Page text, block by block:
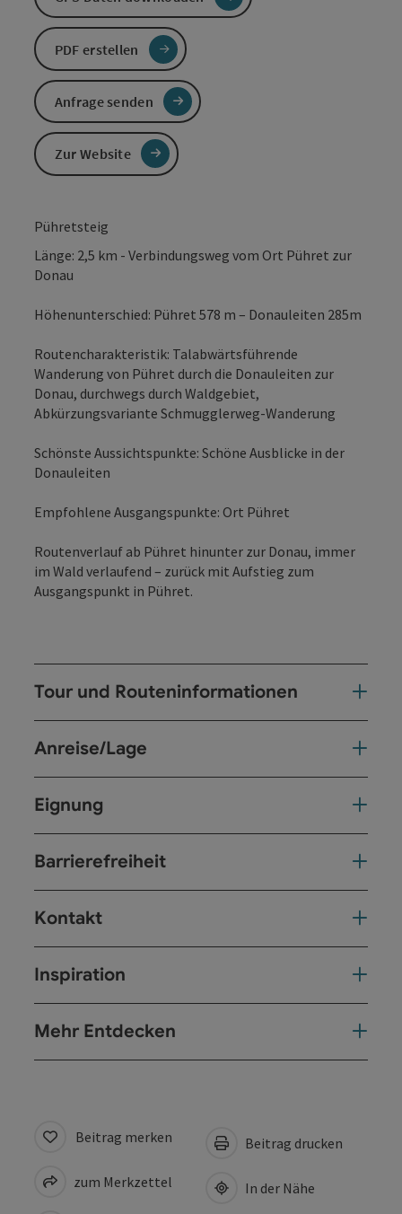
Pühretsteig
Länge: 2,5 km - Verbindungsweg vom Ort Pühret zur
Donau
Höhenunterschied: Pühret 578 m – Donauleiten 285m
Routencharakteristik: Talabwärtsführende
Wanderung von Pühret durch die Donauleiten zur
Donau, durchwegs durch Waldgebiet,
Abkürzungsvariante Schmugglerweg-Wanderung
Schönste Aussichtspunkte: Schöne Ausblicke in der
Donauleiten
Empfohlene Ausgangspunkte: Ort Pühret
Routenverlauf ab Pühret hinunter zur Donau, immer
im Wald verlaufend – zurück mit Aufstieg zum
Ausgangspunkt in Pühret.
Tour und Routeninformationen
Anreise/Lage
Eignung
Barrierefreiheit
Kontakt
Inspiration
Mehr Entdecken
PDF erstellen
Anfrage senden
Zur Website
Beitrag merken
zum Merkzettel
Beitrag drucken
In der Nähe